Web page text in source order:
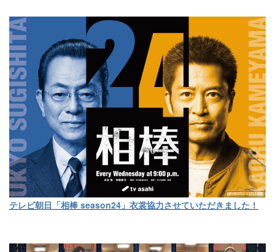
テレビ朝日「相棒 season24」衣裳協力させていただきました！